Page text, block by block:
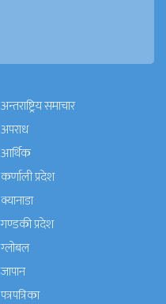
अन्तराष्ट्रिय समाचार
अपराध
आर्थिक
कर्णाली प्रदेश
क्यानाडा
गण्डकी प्रदेश
ग्लोबल
जापान
पत्रपत्रिका